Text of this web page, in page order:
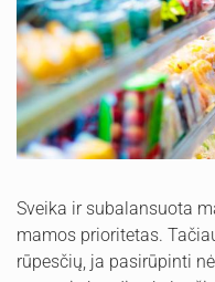
Sveika ir subalansuota
mamos prioritetas.
rūpesčių, ja pasirūpinti